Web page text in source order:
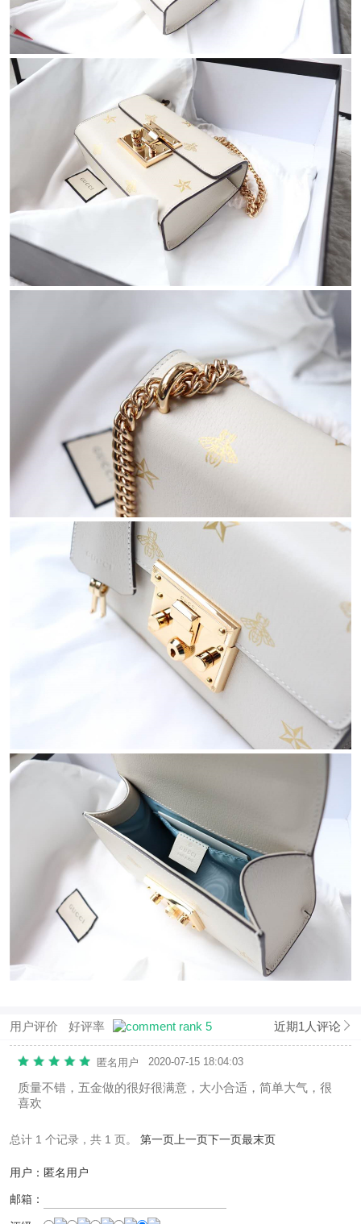
用户评价 好评率 近期1人评论
匿名用户 2020-07-15 18:04:03
质量不错，五金做的很好很满意，大小合适，简单大气，很
喜欢
总计 1 个记录，共 1 页。 第一页上一页下一页最末页
用户：匿名用户
邮箱：